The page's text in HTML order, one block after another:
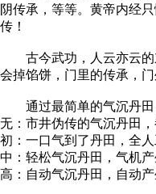
阴传承，等等。黄帝内经
传！
古今武功，人云亦云的
会掉馅饼，门里的传承，
通过最简单的气沉丹田
无：市井伪传的气沉丹田
初：一口气到了丹田，全
中：轻松气沉丹田，气机
高：自动气沉丹田，自动